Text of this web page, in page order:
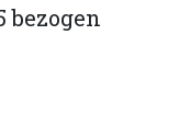
bezogen